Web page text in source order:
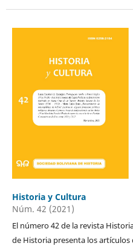
Historia y Cultura
Núm. 42 (2021)
El número 42 de la revista
de Historia presenta los artículos